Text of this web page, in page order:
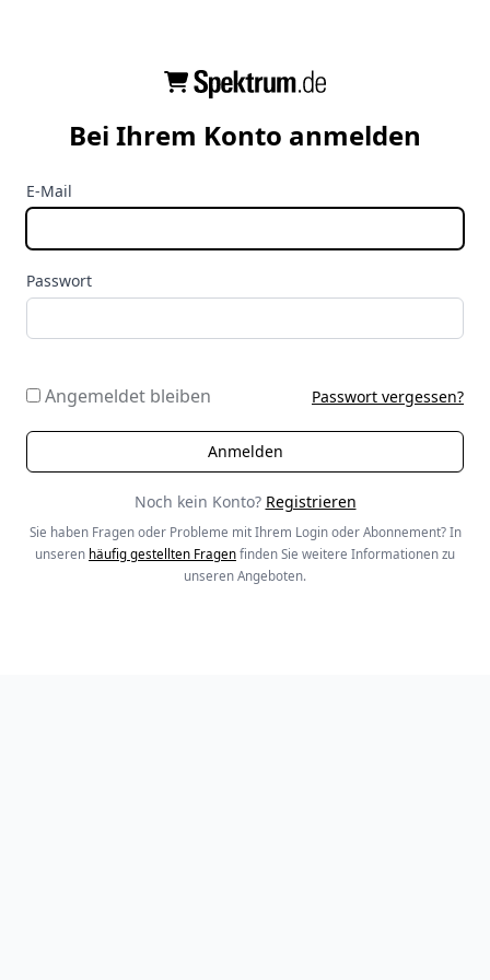
Bei Ihrem Konto anmelden
E-Mail
Passwort
Angemeldet bleiben Passwort vergessen?
Noch kein Konto? Registrieren
Sie haben Fragen oder Probleme mit Ihrem Login oder Abonnement? In
unseren häufig gestellten Fragen finden Sie weitere Informationen zu
unseren Angeboten.